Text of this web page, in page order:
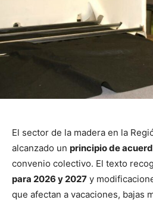
El sector de la madera en la
alcanzado un principio de
convenio colectivo. El texto
para 2026 y 2027 y
que afectan a vacaciones, bajas